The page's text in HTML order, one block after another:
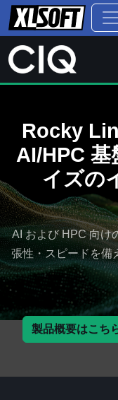
Rocky
AI/HPC 基
イズの
AI および HPC 向け
張性・スピードを備
製品概要はこち